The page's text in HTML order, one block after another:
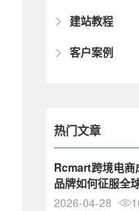
建站教程
客户案例
热门文章
Rcmart跨境电商
品牌如何征服全
2026-04-28
